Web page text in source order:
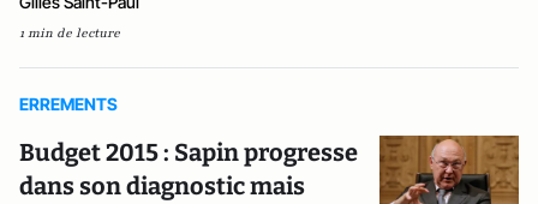
1 min de lecture
ERREMENTS
Budget 2015 : Sapin progresse
dans son diagnostic mais